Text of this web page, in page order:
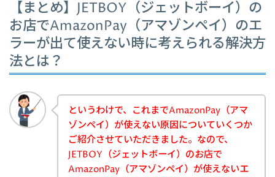
【まとめ】JETBOY（ジェットボーイ）の
お店でAmazonPay（アマゾンペイ）のエ
ラーが出て使えない時に考えられる解決方
法とは？
というわけで、これまでAmazonPay（アマ
ゾンペイ）が使えない原因についていくつか
ご紹介させていただきました。なので、
JETBOY（ジェットボーイ）のお店で
AmazonPay（アマゾンペイ）が使えないエ